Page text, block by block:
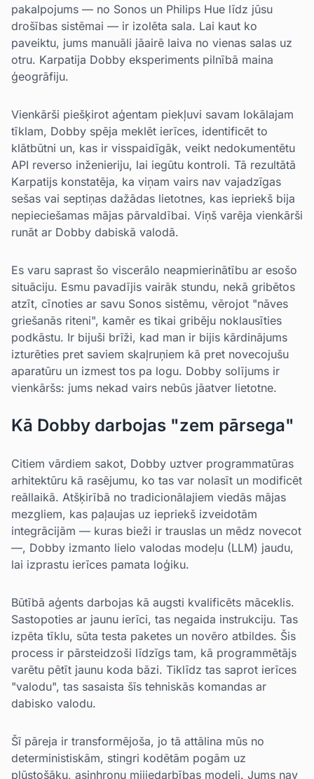
pakalpojums — no Sonos un Philips Hue līdz jūsu
drošības sistēmai — ir izolēta sala. Lai kaut ko
paveiktu, jums manuāli jāairē laiva no vienas salas uz
otru. Karpatija Dobby eksperiments pilnībā maina
ģeogrāfiju.
Vienkārši piešķirot aģentam piekļuvi savam lokālajam
tīklam, Dobby spēja meklēt ierīces, identificēt to
klātbūtni un, kas ir visspaidīgāk, veikt nedokumentētu
API reverso inženieriju, lai iegūtu kontroli. Tā rezultātā
Karpatijs konstatēja, ka viņam vairs nav vajadzīgas
sešas vai septiņas dažādas lietotnes, kas iepriekš bija
nepieciešamas mājas pārvaldībai. Viņš varēja vienkārši
runāt ar Dobby dabiskā valodā.
Es varu saprast šo viscerālo neapmierinātību ar esošo
situāciju. Esmu pavadījis vairāk stundu, nekā gribētos
atzīt, cīnoties ar savu Sonos sistēmu, vērojot "nāves
griešanās riteni", kamēr es tikai gribēju noklausīties
podkāstu. Ir bijuši brīži, kad man ir bijis kārdinājums
izturēties pret saviem skaļruņiem kā pret novecojušu
aparatūru un izmest tos pa logu. Dobby solījums ir
vienkāršs: jums nekad vairs nebūs jāatver lietotne.
Kā Dobby darbojas "zem pārsega"
Citiem vārdiem sakot, Dobby uztver programmatūras
arhitektūru kā rasējumu, ko tas var nolasīt un modificēt
reāllaikā. Atšķirībā no tradicionālajiem viedās mājas
mezgliem, kas paļaujas uz iepriekš izveidotām
integrācijām — kuras bieži ir trauslas un mēdz novecot
—, Dobby izmanto lielo valodas modeļu (LLM) jaudu,
lai izprastu ierīces pamata loģiku.
Būtībā aģents darbojas kā augsti kvalificēts māceklis.
Sastopoties ar jaunu ierīci, tas negaida instrukciju. Tas
izpēta tīklu, sūta testa paketes un novēro atbildes. Šis
process ir pārsteidzoši līdzīgs tam, kā programmētājs
varētu pētīt jaunu koda bāzi. Tiklīdz tas saprot ierīces
"valodu", tas sasaista šīs tehniskās komandas ar
dabisko valodu.
Šī pāreja ir transformējoša, jo tā attālina mūs no
deterministiskām, stingri kodētām pogām uz
plūstošāku, asinhronu mijiedarbības modeli. Jums nav